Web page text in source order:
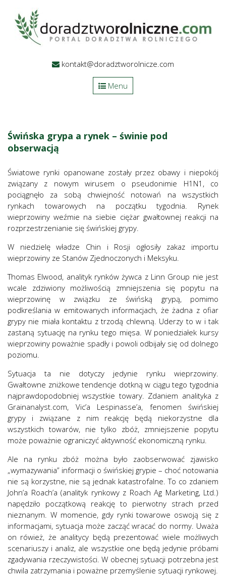
kontakt@doradztworolnicze.com
Menu
Świńska grypa a rynek – świnie pod
obserwacją
Światowe rynki opanowane zostały przez obawy i niepokój
związany z nowym wirusem o pseudonimie H1N1, co
pociągnęło za sobą chwiejność notowań na wszystkich
rynkach towarowych na początku tygodnia. Rynek
wieprzowiny weźmie na siebie ciężar gwałtownej reakcji na
rozprzestrzenianie się świńskiej grypy.
W niedzielę władze Chin i Rosji ogłosiły zakaz importu
wieprzowiny ze Stanów Zjednoczonych i Meksyku.
Thomas Elwood, analityk rynków żywca z Linn Group nie jest
wcale zdziwiony możliwością zmniejszenia się popytu na
wieprzowinę w związku ze świńską grypą, pomimo
podkreślania w emitowanych informacjach, że żadna z ofiar
grypy nie miała kontaktu z trzodą chlewną. Uderzy to w i tak
zastaną sytuację na rynku tego mięsa. W poniedziałek kursy
wieprzowiny poważnie spadły i powoli odbijały się od dolnego
poziomu.
Sytuacja ta nie dotyczy jedynie rynku wieprzowiny.
Gwałtowne zniżkowe tendencje dotkną w ciągu tego tygodnia
najprawdopodobniej wszystkie towary. Zdaniem analityka z
Grainanalyst.com, Vic’a Lespinasse’a, fenomen świńskiej
grypy i związane z nim reakcję będą niekorzystne dla
wszystkich towarów, nie tylko zbóż, zmniejszenie popytu
może poważnie ograniczyć aktywność ekonomiczną rynku.
Ale na rynku zbóż można było zaobserwować zjawisko
„wymazywania” informacji o świńskiej grypie – choć notowania
nie są korzystne, nie są jednak katastrofalne. To co zdaniem
John’a Roach’a (analityk rynkowy z Roach Ag Marketing, Ltd.)
napędziło początkową reakcję to pierwotny strach przed
nieznanym. W momencie, gdy rynki towarowe oswoją się z
informacjami, sytuacja może zacząć wracać do normy. Uważa
on rówież, że analitycy będą prezentować wiele możliwych
scenariuszy i analiz, ale wszystkie one będą jedynie próbami
zgadywania rzeczywistości. W obecnej sytuacji potrzebna jest
chwila zatrzymania i poważne przemyślenie sytuacji rynkowej.